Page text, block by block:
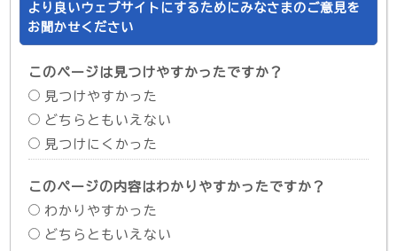
より良いウェブサイトにするためにみなさまのご意見を
お聞かせください
このページは見つけやすかったですか？
見つけやすかった
どちらともいえない
見つけにくかった
このページの内容はわかりやすかったですか？
わかりやすかった
どちらともいえない